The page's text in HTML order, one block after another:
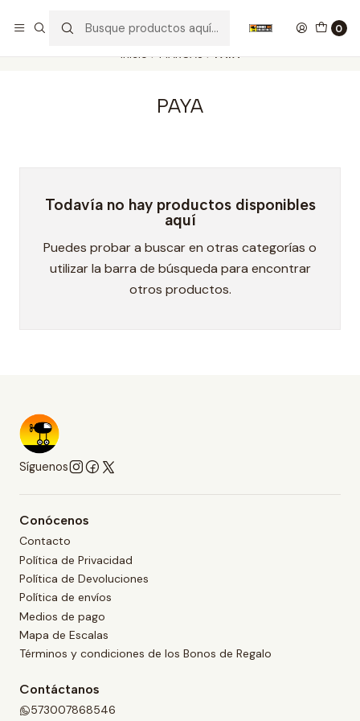
0
Inicio MARCAS PAYA
PAYA
Todavía no hay productos disponibles
aquí
Puedes probar a buscar en otras categorías o
utilizar la barra de búsqueda para encontrar
otros productos.
Síguenos
Conócenos
Contacto
Política de Privacidad
Política de Devoluciones
Política de envíos
Medios de pago
Mapa de Escalas
Términos y condiciones de los Bonos de Regalo
Contáctanos
573007868546